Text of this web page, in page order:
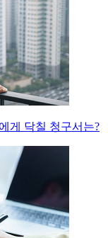
게 닥칠 청구서는?